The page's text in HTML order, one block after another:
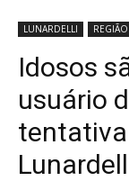
LUNARDELLI REGIÃO
Idosos
usuário